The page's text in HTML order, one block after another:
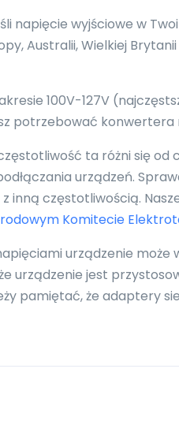
napięcie wyjściowe w
Australii, Wielkiej
100V-127V
potrzebować konwertera
ta różni się od
urządzeń.
inną częstotliwością.
Komitecie
urządzenie może
urządzenie jest
pamiętać, że adaptery